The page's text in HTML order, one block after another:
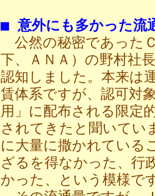
■ 意外にも多かった流
公然の秘密であった
下、ＡＮＡ）の野村社
認知しました。本来は
賃体系ですが、認可対
用」に配布される限定
されてきたと聞いてい
に大量に撒かれている
ざるを得なかった、行
かった、という模様で